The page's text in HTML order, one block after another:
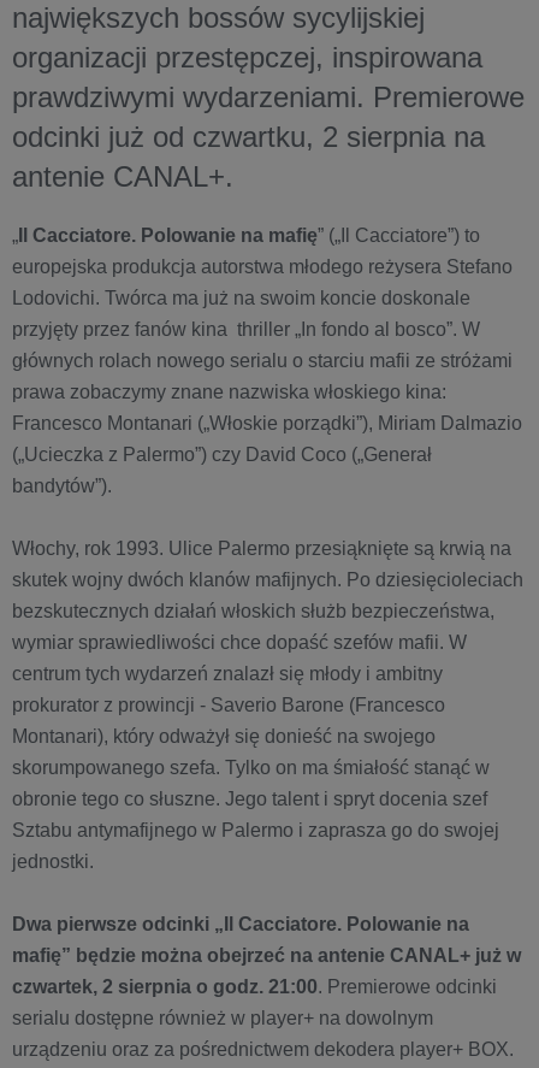
największych bossów sycylijskiej
organizacji przestępczej, inspirowana
prawdziwymi wydarzeniami. Premierowe
odcinki już od czwartku, 2 sierpnia na
antenie CANAL+.
„ Il Cacciatore. Polowanie na mafię” („Il Cacciatore”) to
europejska produkcja autorstwa młodego reżysera Stefano
Lodovichi. Twórca ma już na swoim koncie doskonale
przyjęty przez fanów kina thriller „In fondo al bosco”. W
głównych rolach nowego serialu o starciu mafii ze stróżami
prawa zobaczymy znane nazwiska włoskiego kina:
Francesco Montanari („Włoskie porządki”), Miriam Dalmazio
(„Ucieczka z Palermo”) czy David Coco („Generał
bandytów”).
Włochy, rok 1993. Ulice Palermo przesiąknięte są krwią na
skutek wojny dwóch klanów mafijnych. Po dziesięcioleciach
bezskutecznych działań włoskich służb bezpieczeństwa,
wymiar sprawiedliwości chce dopaść szefów mafii. W
centrum tych wydarzeń znalazł się młody i ambitny
prokurator z prowincji - Saverio Barone (Francesco
Montanari), który odważył się donieść na swojego
skorumpowanego szefa. Tylko on ma śmiałość stanąć w
obronie tego co słuszne. Jego talent i spryt docenia szef
Sztabu antymafijnego w Palermo i zaprasza go do swojej
jednostki.
Dwa pierwsze odcinki „Il Cacciatore. Polowanie na
mafię” będzie można obejrzeć na antenie CANAL+ już w
czwartek, 2 sierpnia o godz. 21:00. Premierowe odcinki
serialu dostępne również w player+ na dowolnym
urządzeniu oraz za pośrednictwem dekodera player+ BOX.